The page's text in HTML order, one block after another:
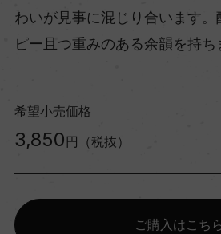
わいが見事に混じり合います。
ピー且つ重みのある余韻を持ち
希望小売価格
3,850 円（税抜）
ご購入はこち